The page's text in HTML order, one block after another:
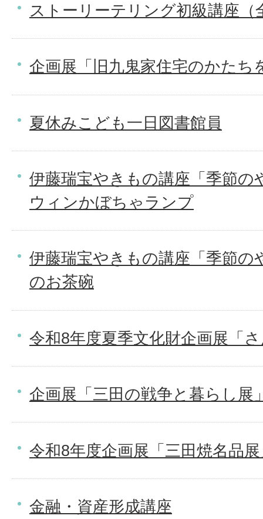
ストーリーテリング初級講座（
企画展「旧九鬼家住宅のかたち
夏休みこども一日図書館員
伊藤瑞宝やきもの講座「季節
ウィンかぼちゃランプ
伊藤瑞宝やきもの講座「季節の
のお茶碗
令和8年度夏季文化財企画展「
企画展「三田の戦争と暮らし展
令和8年度企画展「三田焼名品
金融・資産形成講座